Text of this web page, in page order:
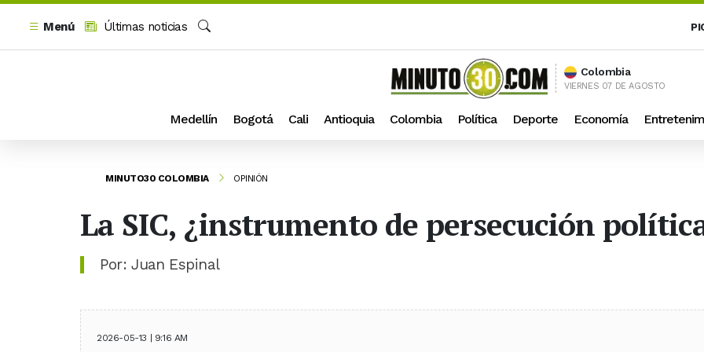
Menú
Últimas noticias
Colombia
VIERNES 07 DE AGOSTO
Medellín Bogotá Cali Antioquia Colombia Política Deporte Economía
MINUTO30 COLOMBIA OPINIÓN
La SIC, ¿instrumento de persecución
Por: Juan Espinal
2026-05-13 | 9:16 AM